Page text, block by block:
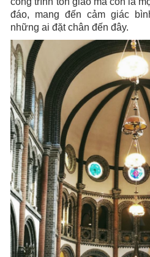
đáo, mang đến cảm giác
những ai đặt chân đến đây.